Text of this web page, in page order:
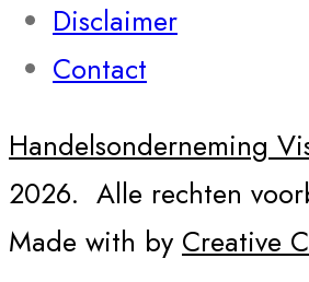
Disclaimer
Contact
Handelsonderneming
2026. Alle rechten
Made with by Creative